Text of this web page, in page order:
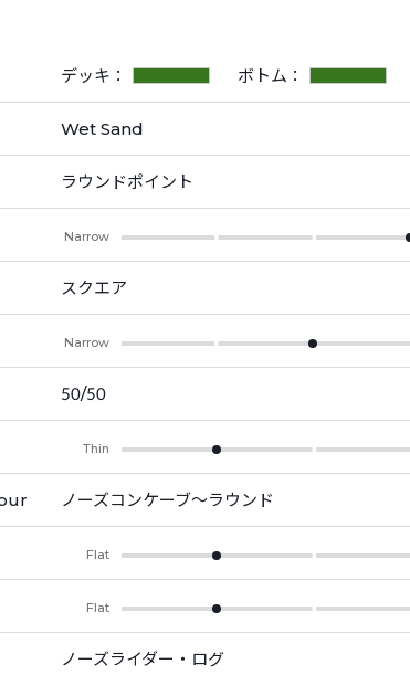
デッキ： ボトム：
Wet Sand
ラウンドポイント
Narrow
スクエア
Narrow
50/50
Thin
ノーズコンケーブ～ラウンド
Flat
Flat
ノーズライダー・ログ